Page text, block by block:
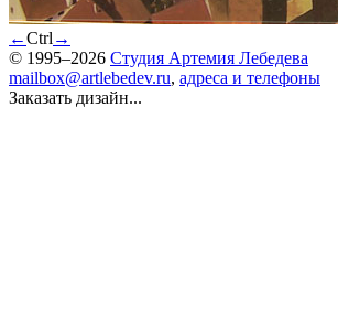
←Ctrl →
© 1995–2026 Студия Артемия Лебедева
mailbox@artlebedev.ru, адреса и телефоны
Заказать дизайн...